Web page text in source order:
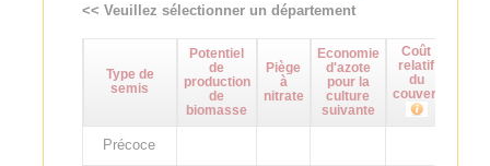
<< Veuillez sélectionner un département
Type de
semis
Potentiel
de
production
de
biomasse
Piège
à
nitrate
Economie
d'azote
pour la
culture
suivante
Coût
relatif
du
couvert
Précoce